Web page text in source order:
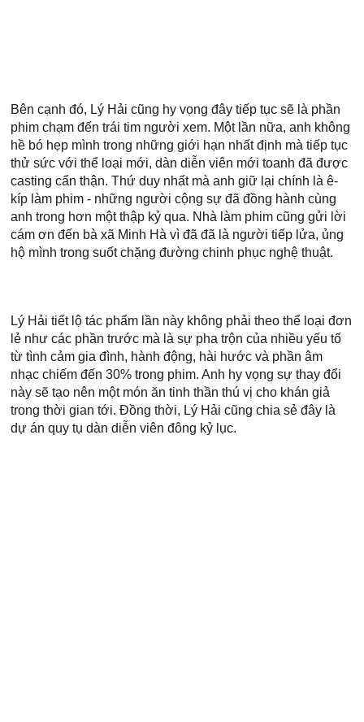
Bên cạnh đó, Lý Hải cũng hy vọng đây tiếp tục sẽ là phần
phim chạm đến trái tim người xem. Một lần nữa, anh không
hề bó hẹp mình trong những giới hạn nhất định mà tiếp tục
thử sức với thể loại mới, dàn diễn viên mới toanh đã được
casting cẩn thận. Thứ duy nhất mà anh giữ lại chính là ê-
kíp làm phim - những người cộng sự đã đồng hành cùng
anh trong hơn một thập kỷ qua. Nhà làm phim cũng gửi lời
cám ơn đến bà xã Minh Hà vì đã đã là người tiếp lửa, ủng
hộ mình trong suốt chặng đường chinh phục nghệ thuật.
Lý Hải tiết lộ tác phẩm lần này không phải theo thể loại đơn
lẻ như các phần trước mà là sự pha trộn của nhiều yếu tố
từ tình cảm gia đình, hành động, hài hước và phần âm
nhạc chiếm đến 30% trong phim. Anh hy vọng sự thay đổi
này sẽ tạo nên một món ăn tinh thần thú vị cho khán giả
trong thời gian tới. Đồng thời, Lý Hải cũng chia sẻ đây là
dự án quy tụ dàn diễn viên đông kỷ lục.